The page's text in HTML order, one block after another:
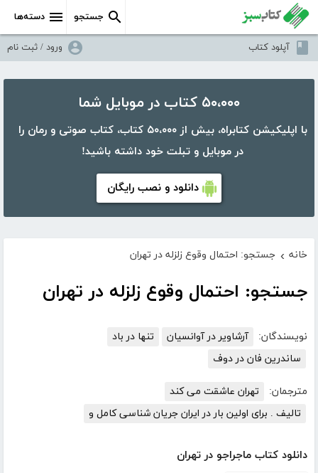
دسته‌ها جستجو
آپلود کتاب ورود / ثبت نام
۵۰،۰۰۰ کتاب در موبایل شما
با اپلیکیشن کتابراه، بیش از ۵۰،۰۰۰ کتاب، کتاب صوتی و رمان را
در موبایل و تبلت خود داشته باشید!
دانلود و نصب رایگان
خانه › جستجو: احتمال وقوع زلزله در تهران
جستجو: احتمال وقوع زلزله در تهران
نویسندگان: آرشاویر در آوانسیان
تنها در باد
ساندرین فان در دوف
مترجمان:
تهران عاشقت می کند
تالیف . برای اولین بار در ایران جریان شناسی کامل و
دانلود کتاب ماجراجو در تهران